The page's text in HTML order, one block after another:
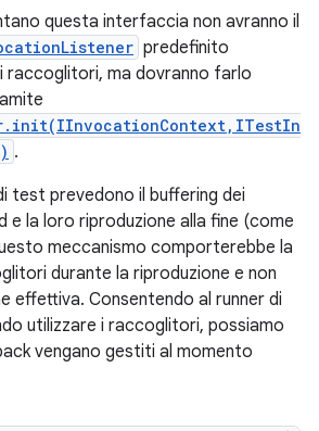
questa interfaccia non avranno il
predefinito
raccoglitori, ma dovranno farlo
.
test prevedono il buffering dei
e la loro riproduzione alla fine (come
meccanismo comporterebbe la
durante la riproduzione e non
effettiva. Consentendo al runner di
utilizzare i raccoglitori, possiamo
vengano gestiti al momento